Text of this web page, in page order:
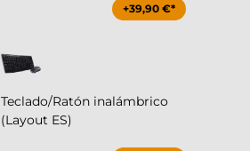
+39,90 €*
Teclado/Ratón inalámbrico
(Layout ES)